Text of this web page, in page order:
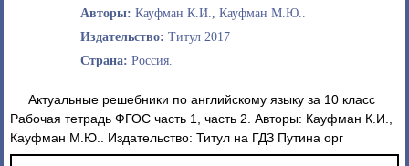
Авторы: Кауфман К.И., Кауфман М.Ю..
Издательство: Титул 2017
Страна: Россия.
Актуальные решебники по английскому языку за 10 класс
Рабочая тетрадь ФГОС часть 1, часть 2. Авторы: Кауфман К.И.,
Кауфман М.Ю.. Издательство: Титул на ГДЗ Путина орг